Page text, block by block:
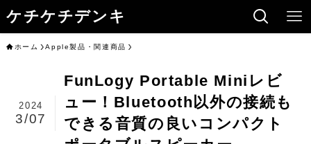
ケチケチデンキ
ホーム Apple製品・関連商品
FunLogy Portable Miniレビ
ュー！Bluetooth以外の接続も
できる音質の良いコンパクト
2024
3/07